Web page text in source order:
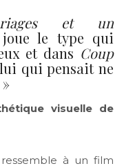
et un
le type qui
et dans Coup
qui pensait ne
visuelle de
à un film